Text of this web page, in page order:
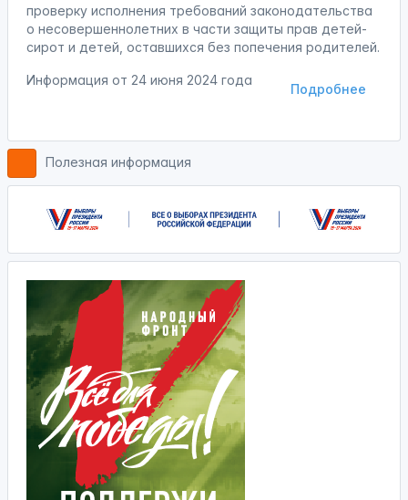
проверку исполнения требований законодательства
о несовершеннолетних в части защиты прав детей-
сирот и детей, оставшихся без попечения родителей.
Подробнее
Информация от 24 июня 2024 года
Полезная информация